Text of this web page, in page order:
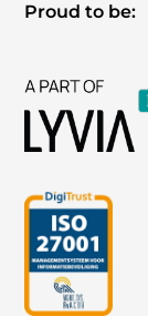
Proud to be: